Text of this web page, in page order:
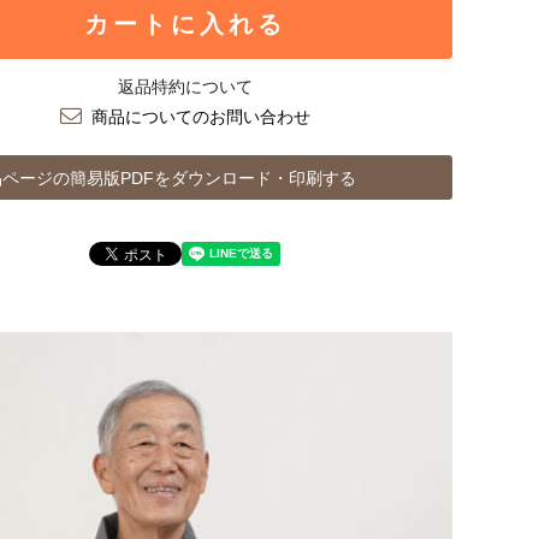
カートに入れる
返品特約について
商品についてのお問い合わせ
ージの簡易版PDFをダウンロード・印刷する